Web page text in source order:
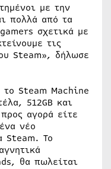
με την
πολλά από τα
σχετικά με
τις
Steam», δήλωσε
Steam Machine
512GB και
αγορά είτε
νέο
Steam. Το
θα πωλείται